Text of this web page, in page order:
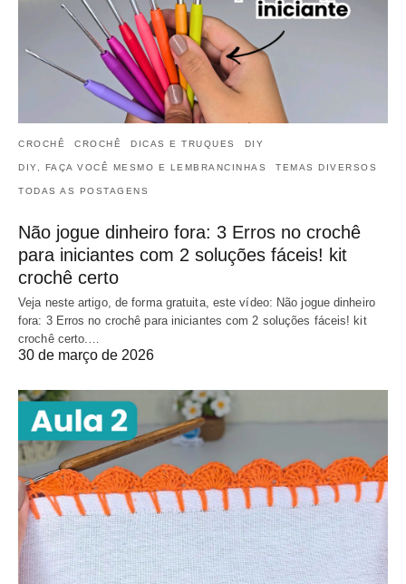
CROCHÊ CROCHÊ DICAS E TRUQUES DIY
DIY, FAÇA VOCÊ MESMO E LEMBRANCINHAS TEMAS DIVERSOS
TODAS AS POSTAGENS
Não jogue dinheiro fora: 3 Erros no crochê
para iniciantes com 2 soluções fáceis! kit
crochê certo
Veja neste artigo, de forma gratuita, este vídeo: Não jogue dinheiro
fora: 3 Erros no crochê para iniciantes com 2 soluções fáceis! kit
crochê certo.…
30 de março de 2026